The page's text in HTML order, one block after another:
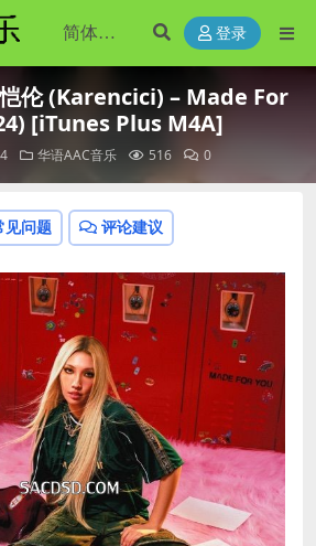
登录
伦 (Karencici) – Made For
[iTunes Plus M4A]
华语AAC音乐 516 0
见问题 评论建议